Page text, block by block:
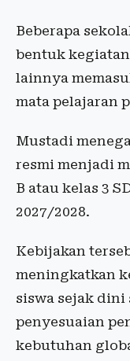
Beberapa
bentuk
lainnya
mata pelajaran
Mustadi
resmi menjadi
B atau kelas 3
2027/2028.
Kebijakan
meningkatkan
siswa sejak
penyesuaian
kebutuhan